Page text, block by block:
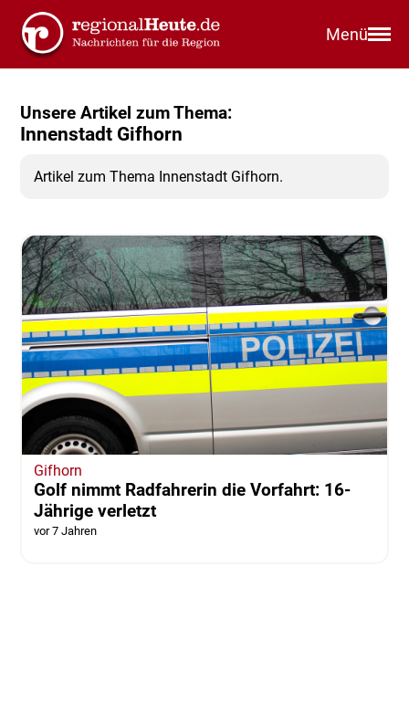
Menü
Unsere Artikel zum Thema:
Innenstadt Gifhorn
Artikel zum Thema Innenstadt Gifhorn.
Gifhorn
Golf nimmt Radfahrerin die Vorfahrt: 16-
Jährige verletzt
vor 7 Jahren